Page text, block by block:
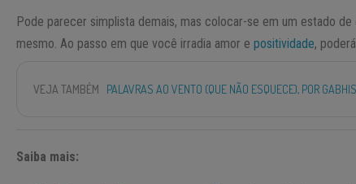
Pode parecer simplista demais, mas colocar-se em um estado
mesmo. Ao passo em que você irradia amor epositividade,
VEJA TAMBÉM PALAVRAS AO VENTO (QUE NÃO ESQUECE), POR
Saiba mais: